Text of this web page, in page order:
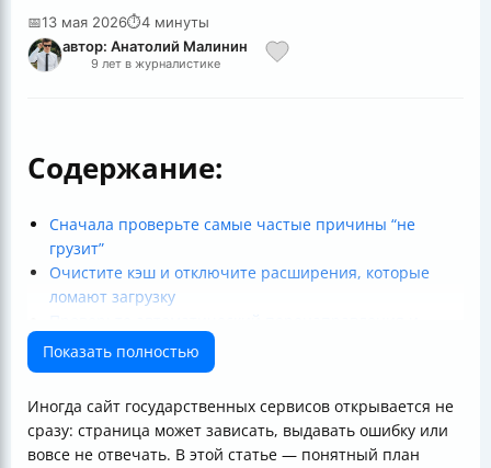
📅13 мая 2026⏱4 минуты
автор: Анатолий Малинин
9 лет в журналистике
Содержание:
Сначала проверьте самые частые причины “не
грузит”
Очистите кэш и отключите расширения, которые
ломают загрузку
сертификат
Если страница зависает: используйте другой способ
Сделайте быстрый “диагностический” чек-лист
Если проблема повторяется: подготовьте сообщение
Показать полностью
Иногда сайт государственных сервисов открывается не
сразу: страница может зависать, выдавать ошибку или
вовсе не отвечать. В этой статье — понятный план